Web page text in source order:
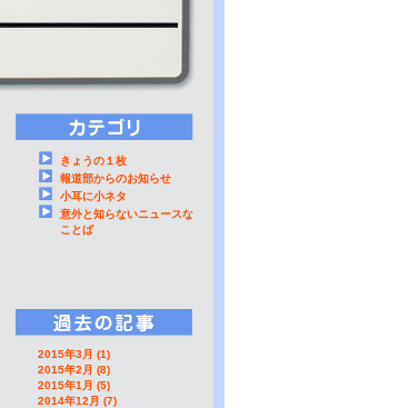
きょうの１枚
報道部からのお知らせ
小耳に小ネタ
意外と知らないニュースな
ことば
2015年3月 (1)
2015年2月 (8)
2015年1月 (5)
2014年12月 (7)